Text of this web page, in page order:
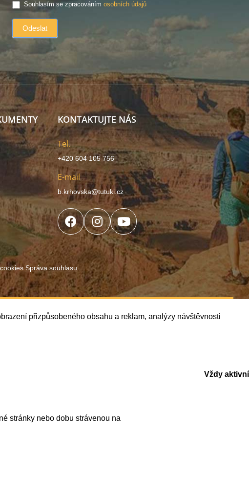
Souhlasím se zpracováním osobních údajů
KONTAKTUJTE NÁS
Tel.
+420 604 105 756
E-mail
b.krhovska@tutuki.cz
Správa souhlasu
přizpůsobeného obsahu a reklam, analýzy návštěvnosti
Vždy aktivní
stránky nebo dobu strávenou na